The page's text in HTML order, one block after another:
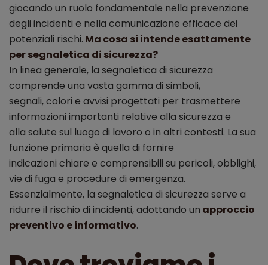
giocando un ruolo fondamentale nella prevenzione
degli incidenti e nella comunicazione efficace dei
potenziali rischi. Ma cosa si intende esattamente
per segnaletica di sicurezza?
In linea generale, la segnaletica di sicurezza
comprende una vasta gamma di simboli,
segnali, colori e avvisi progettati per trasmettere
informazioni importanti relative alla sicurezza e
alla salute sul luogo di lavoro o in altri contesti. La sua
funzione primaria è quella di fornire
indicazioni chiare e comprensibili su pericoli, obblighi,
vie di fuga e procedure di emergenza.
Essenzialmente, la segnaletica di sicurezza serve a
ridurre il rischio di incidenti, adottando un approccio
preventivo e informativo.